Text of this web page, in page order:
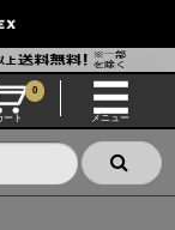
ート
0
メニュー